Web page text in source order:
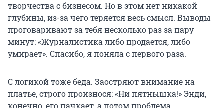
творчества с бизнесом. Но в этом нет никакой
глубины, из-за чего теряется весь смысл. Выводы
проговаривают за тебя несколько раз за пару
минут: «Журналистика либо продается, либо
умирает». Спасибо, я поняла с первого раза.
С логикой тоже беда. Заостряют внимание на
платье, строго произнося: «Ни пятнышка!» Энди,